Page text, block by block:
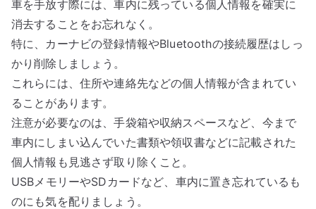
車を手放す際には、車内に残っている個人情報を確実に
消去することをお忘れなく。
特に、カーナビの登録情報やBluetoothの接続履歴はしっ
かり削除しましょう。
これらには、住所や連絡先などの個人情報が含まれてい
ることがあります。
注意が必要なのは、手袋箱や収納スペースなど、今まで
車内にしまい込んでいた書類や領収書などに記載された
個人情報も見逃さず取り除くこと。
USBメモリーやSDカードなど、車内に置き忘れているも
のにも気を配りましょう。